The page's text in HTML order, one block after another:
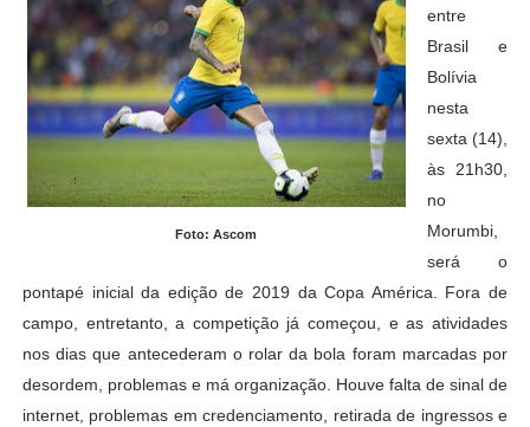
Foto: Ascom
entre
Brasil e
Bolívia
nesta
sexta (14),
às 21h30,
no
Morumbi,
será o
pontapé inicial da edição de 2019 da Copa América. Fora de
campo, entretanto, a competição já começou, e as atividades
nos dias que antecederam o rolar da bola foram marcadas por
desordem, problemas e má organização. Houve falta de sinal de
internet, problemas em credenciamento, retirada de ingressos e